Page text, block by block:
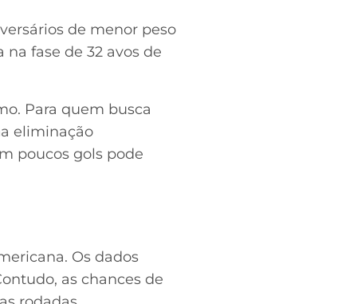
de menor peso
fase de 32 avos de
Para quem busca
eliminação
poucos gols pode
Os dados
as chances de